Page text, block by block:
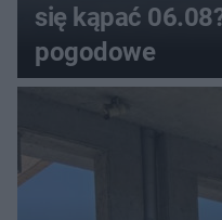
się kąpać
pogodowe